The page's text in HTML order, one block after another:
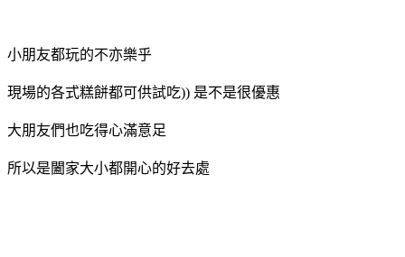
小朋友都玩的不亦樂乎
現場的各式糕餅都可供試吃)) 是不是很優惠
大朋友們也吃得心滿意足
所以是闔家大小都開心的好去處